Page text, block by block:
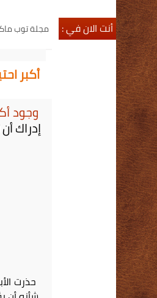
أنت الان في : مجلة توب
أكبر
وجود
إدراك
حذرت